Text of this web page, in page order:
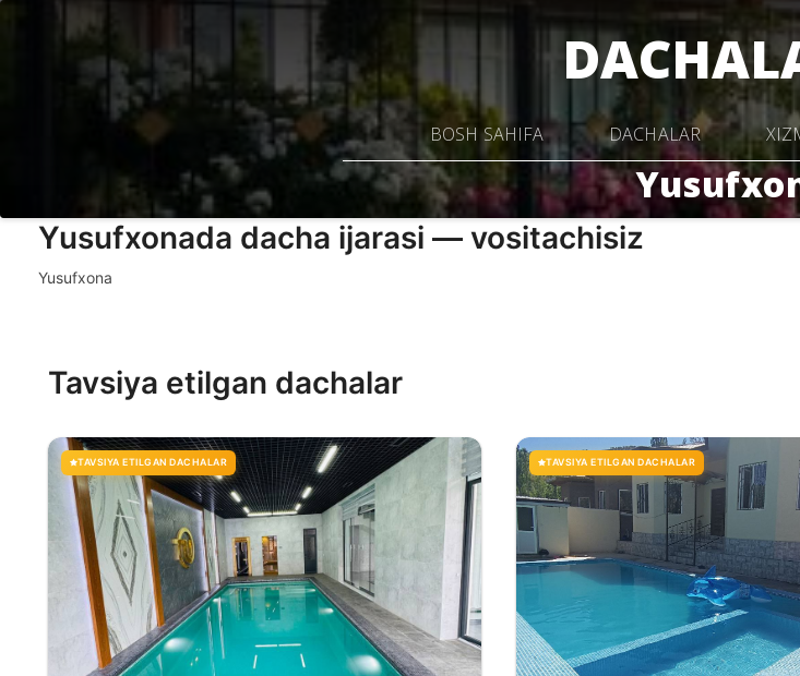
BOSH SAHIFA DACHALAR
Yusufxonada dacha ijarasi — vositachisiz
Yusufxona
Tavsiya etilgan dachalar
TAVSIYA ETILGAN DACHALAR TAVSIYA ETILGAN DACHALAR